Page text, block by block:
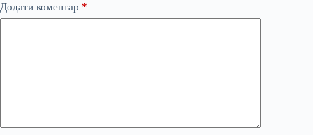
Додати коментар *